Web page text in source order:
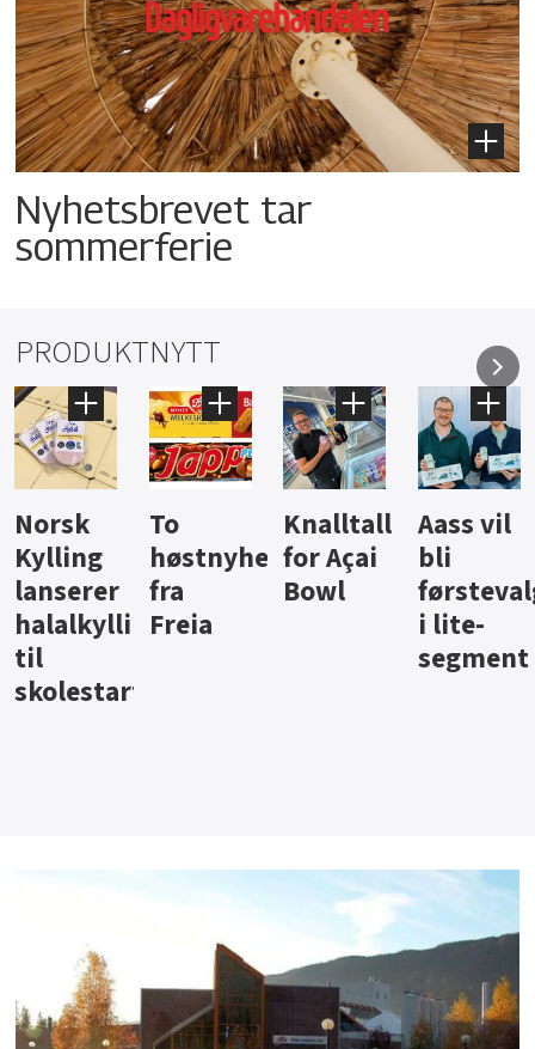
Nyhetsbrevet tar
sommerferie
PRODUKTNYTT
Knalltall
for Açai
Bowl
Aass vil
bli
førstevalg
i lite-
Brus og
jus fra
Berentsen
Hard
iste fra
Hansa